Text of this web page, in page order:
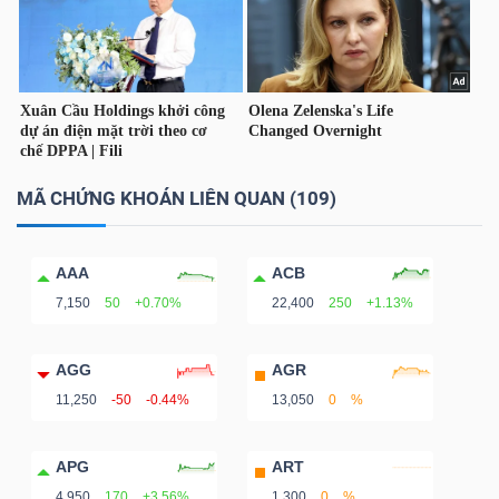
MÃ CHỨNG KHOÁN LIÊN QUAN (109)
AAA
7,150 50 +0.70%
ACB
22,400 250 +1.13%
AGG
11,250 -50 -0.44%
AGR
13,050 0 %
APG ART
Dữ
liệu
chính